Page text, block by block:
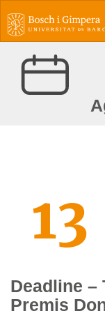
13
Deadline –
Premis